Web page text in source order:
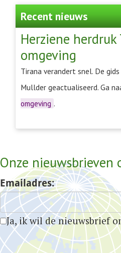
Recent nieuws
Herziene
omgeving
Tirana verandert snel. De
Mullder geactualiseerd. Ga
omgeving .
Onze nieuwsbrieven
Emailadres:
Ja, ik wil de nieuwsbrief